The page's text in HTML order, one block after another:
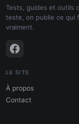
Tests, guides et outils
teste, on publie ce qui
vraiment.
LE SITE
À propos
Contact